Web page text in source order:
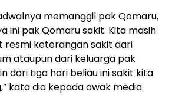
memanggil pak Qomaru,
ini pak Qomaru sakit. Kita masih
resmi keterangan sakit dari
ataupun dari keluarga pak
dari tiga hari beliau ini sakit kita
kata dia kepada awak media.